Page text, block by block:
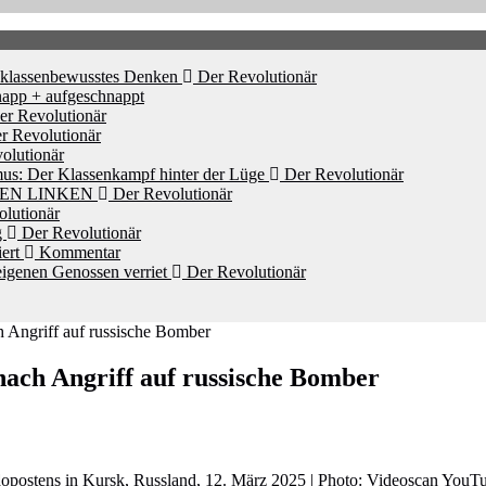
Denken
Der Revolutionär
+ aufgeschnappt
Revolutionär
Revolutionär
Der Klassenkampf hinter der Lüge
Der Revolutionär
LINKEN
Der Revolutionär
Der Revolutionär
Kommentar
Genossen verriet
Der Revolutionär
Angriff auf russische Bomber
Angriff auf russische Bomber
in Kursk, Russland, 12. März 2025 | Photo: Videoscan